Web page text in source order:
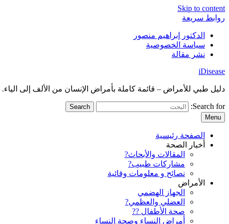
Skip to content
روابط سريعة
الدكتور إبراهيم منصور
سياسة الخصوصية
نشر مقالة
iDisease
دليل طبي للأمراض – قائمة كاملة بأمراض الإنسان من الألف إلى
Search for:
Menu
الصفحة رئيسية
أخبار الصحة
المقالات والأبحاث?
مشاركات طبيب?
نصائح و معلومات وقائية
الأمراض
الجهاز الهضمي
العضلي والعظمي?
صحة الأطفال ??
أمراض النساء وصحة النساء